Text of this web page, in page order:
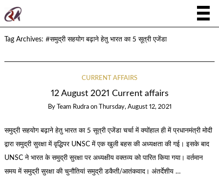
Tag Archives: #समुद्री सहयोग बढ़ाने हेतु भारत का 5 सूत्री एजेंडा
CURRENT AFFAIRS
12 August 2021 Current affairs
By Team Rudra on Thursday, August 12, 2021
समुद्री सहयोग बढ़ाने हेतु भारत का 5 सूत्री एजेंडा चर्चा में क्योंहाल ही में प्रधानमंत्री मोदी
द्वारा समुद्री सुरक्षा में वृद्धिपर UNSC में एक खुली बहस की अध्यक्षता की गई। इसके बाद
UNSC ने भारत के समुद्री सुरक्षा पर अध्यक्षीय वक्तव्य को पारित किया गया। वर्तमान
समय में समुद्री सुरक्षा की चुनौतियां समुद्री डकैती/आतंकवाद। अंतर्देशीय …